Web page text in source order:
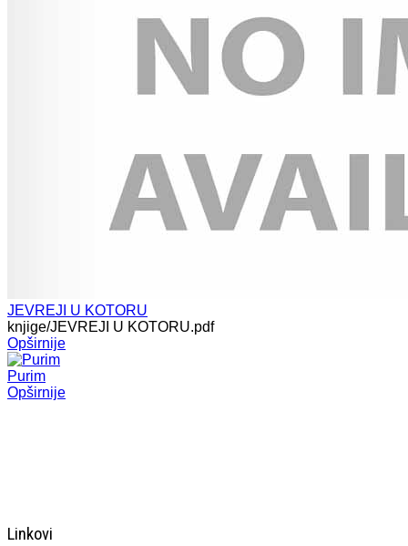
JEVREJI U KOTORU
knjige/JEVREJI U KOTORU.pdf
Opširnije
Purim
Opširnije
Linkovi